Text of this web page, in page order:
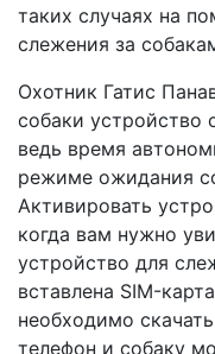
таких случаях на
слежения за
Охотник Гатис
собаки устройство
ведь время
режиме ожидания
Активировать
когда вам нужно
устройство для
вставлена SIM-
необходимо
телефон и собаку